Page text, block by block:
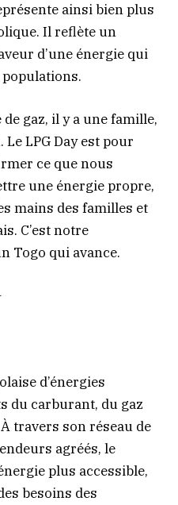
ainsi bien plus
Il reflète un
d’une énergie qui
gaz, il y a une famille,
LPG Day est pour
ce que nous
une énergie propre,
mains des familles et
C’est notre
Togo qui avance.
d’énergies
du carburant, du gaz
travers son réseau de
agréés, le
plus accessible,
besoins des